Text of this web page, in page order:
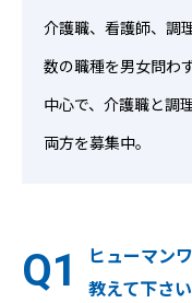
介護職、看護師、調
数の職種を男女問わ
中心で、介護職と調
両方を募集中。
ヒューマン
教えて下さい